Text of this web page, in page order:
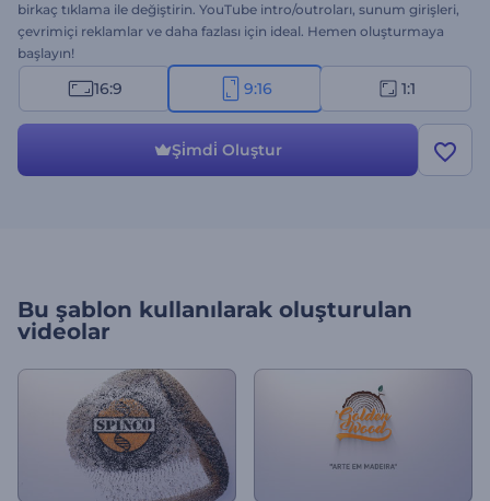
birkaç tıklama ile değiştirin. YouTube intro/outroları, sunum girişleri,
çevrimiçi reklamlar ve daha fazlası için ideal. Hemen oluşturmaya
başlayın!
16:9 9:16 1:1
Şi̇mdi̇ Oluştur
Bu şablon kullanılarak oluşturulan
videolar